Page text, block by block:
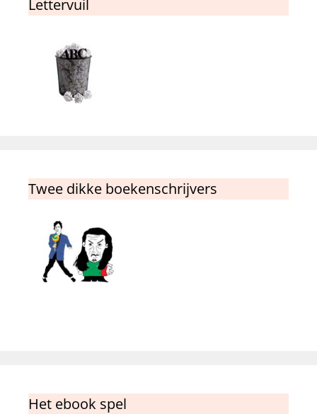
Lettervuil
Twee dikke boekenschrijvers
Het ebook spel